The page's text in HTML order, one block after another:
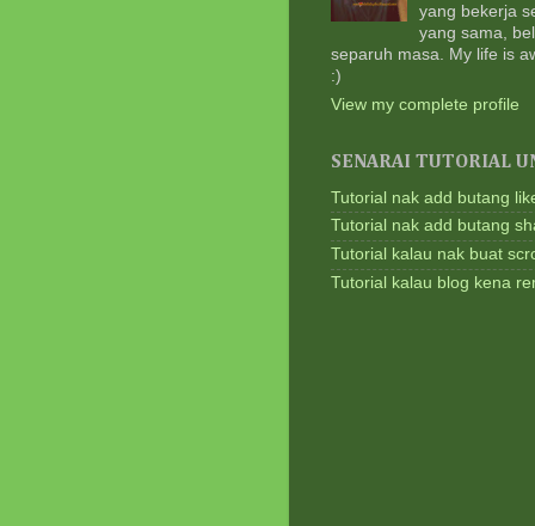
yang bekerja
yang sama,
separuh masa. My life is
:)
View my complete profile
SENARAI TUTORIAL
Tutorial nak add butang
Tutorial nak add butang
Tutorial kalau nak buat
Tutorial kalau blog kena